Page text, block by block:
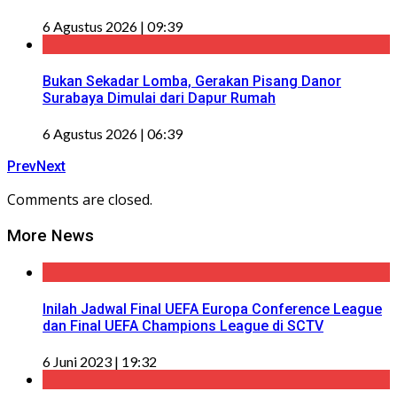
6 Agustus 2026 | 09:39
Bukan Sekadar Lomba, Gerakan Pisang Danor
Surabaya Dimulai dari Dapur Rumah
6 Agustus 2026 | 06:39
PrevNext
Comments are closed.
More News
Inilah Jadwal Final UEFA Europa Conference League
dan Final UEFA Champions League di SCTV
6 Juni 2023 | 19:32